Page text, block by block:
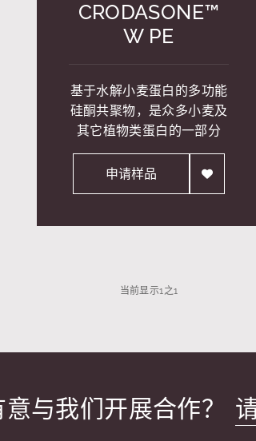
CRODASONE™
W PE
基于水解小麦蛋白的多功能
硅酮共聚物，是众多小麦及
其它植物类蛋白的一部分
申请样品
当前显示1 之1
与我们开展合作？